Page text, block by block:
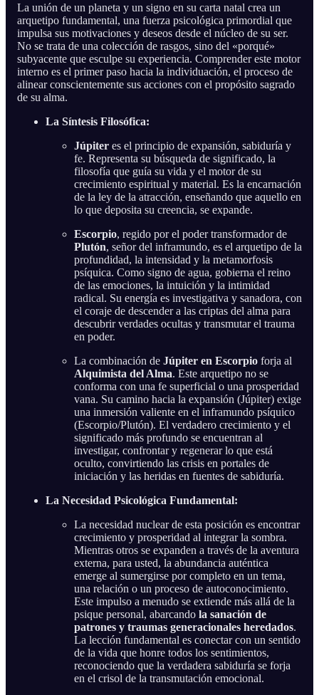
La unión de un planeta y un signo en su carta natal crea un
arquetipo fundamental, una fuerza psicológica primordial que
impulsa sus motivaciones y deseos desde el núcleo de su ser.
No se trata de una colección de rasgos, sino del «porqué»
subyacente que esculpe su experiencia. Comprender este motor
interno es el primer paso hacia la individuación, el proceso de
alinear conscientemente sus acciones con el propósito sagrado
de su alma.
La Síntesis Filosófica:
Júpiter es el principio de expansión, sabiduría y
fe. Representa su búsqueda de significado, la
filosofía que guía su vida y el motor de su
crecimiento espiritual y material. Es la encarnación
de la ley de la atracción, enseñando que aquello en
lo que deposita su creencia, se expande.
Escorpio, regido por el poder transformador de
Plutón, señor del inframundo, es el arquetipo de la
profundidad, la intensidad y la metamorfosis
psíquica. Como signo de agua, gobierna el reino
de las emociones, la intuición y la intimidad
radical. Su energía es investigativa y sanadora, con
el coraje de descender a las criptas del alma para
descubrir verdades ocultas y transmutar el trauma
en poder.
La combinación de Júpiter en Escorpio forja al
Alquimista del Alma. Este arquetipo no se
conforma con una fe superficial o una prosperidad
vana. Su camino hacia la expansión (Júpiter) exige
una inmersión valiente en el inframundo psíquico
(Escorpio/Plutón). El verdadero crecimiento y el
significado más profundo se encuentran al
investigar, confrontar y regenerar lo que está
oculto, convirtiendo las crisis en portales de
iniciación y las heridas en fuentes de sabiduría.
La Necesidad Psicológica Fundamental:
La necesidad nuclear de esta posición es encontrar
crecimiento y prosperidad al integrar la sombra.
Mientras otros se expanden a través de la aventura
externa, para usted, la abundancia auténtica
emerge al sumergirse por completo en un tema,
una relación o un proceso de autoconocimiento.
Este impulso a menudo se extiende más allá de la
psique personal, abarcando la sanación de
patrones y traumas generacionales heredados.
La lección fundamental es conectar con un sentido
de la vida que honre todos los sentimientos,
reconociendo que la verdadera sabiduría se forja
en el crisol de la transmutación emocional.